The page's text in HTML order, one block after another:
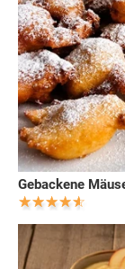
Gebackene